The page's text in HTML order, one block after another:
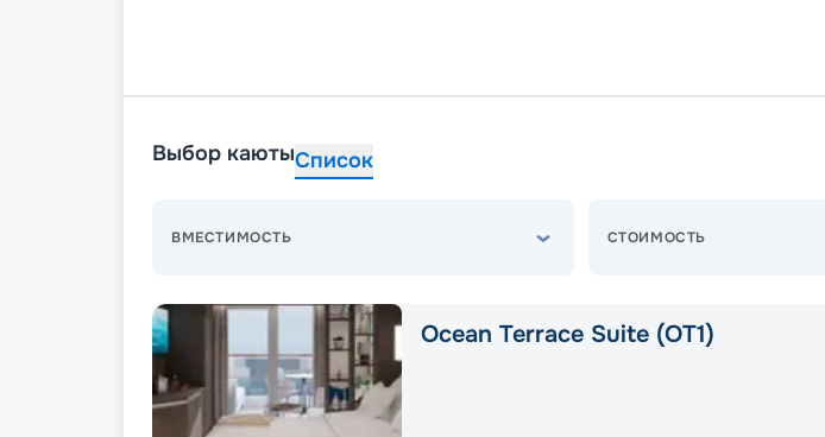
Выбор каютыСписок
ВМЕСТИМОСТЬ СТОИМОСТЬ
Ocean Terrace Suite (OT1)